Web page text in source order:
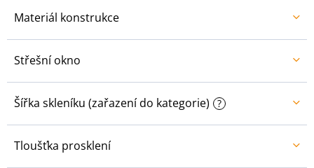
Materiál konstrukce
Střešní okno
Šířka skleníku (zařazení do kategorie) ?
Tloušťka prosklení